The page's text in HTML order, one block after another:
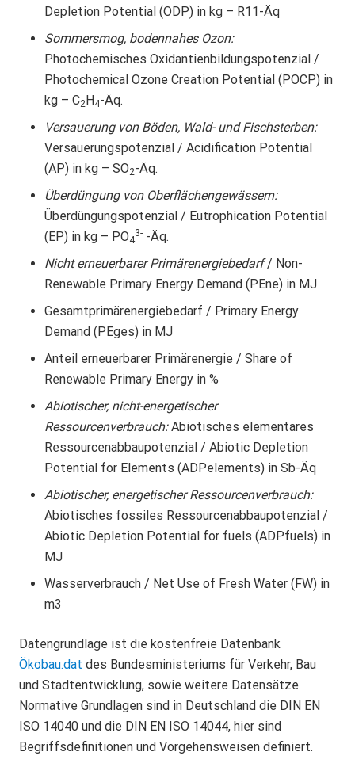
Depletion Potential (ODP) in kg – R11-Äq
Sommersmog, bodennahes Ozon:
Photochemisches Oxidantienbildungspotenzial /
Photochemical Ozone Creation Potential (POCP) in
kg – C2H4-Äq.
Versauerung von Böden, Wald- und Fischsterben:
Versauerungspotenzial / Acidification Potential
(AP) in kg – SO2-Äq.
Überdüngung von Oberflächengewässern:
Überdüngungspotenzial / Eutrophication Potential
(EP) in kg – PO4
3- -Äq.
Nicht erneuerbarer Primärenergiebedarf/ Non-
Renewable Primary Energy Demand (PEne) in MJ
Gesamtprimärenergiebedarf / Primary Energy
Demand (PEges) in MJ
Anteil erneuerbarer Primärenergie / Share of
Renewable Primary Energy in %
Abiotischer, nicht-energetischer
Ressourcenverbrauch:Abiotisches elementares
Ressourcenabbaupotenzial / Abiotic Depletion
Potential for Elements (ADPelements) in Sb-Äq
Abiotischer, energetischer Ressourcenverbrauch:
Abiotisches fossiles Ressourcenabbaupotenzial /
Abiotic Depletion Potential for fuels (ADPfuels) in
MJ
Wasserverbrauch / Net Use of Fresh Water (FW) in
m3
Datengrundlage ist die kostenfreie Datenbank
Ökobau.dat des Bundesministeriums für Verkehr, Bau
und Stadtentwicklung, sowie weitere Datensätze.
Normative Grundlagen sind in Deutschland die DIN EN
ISO 14040 und die DIN EN ISO 14044, hier sind
Begriffsdefinitionen und Vorgehensweisen definiert.